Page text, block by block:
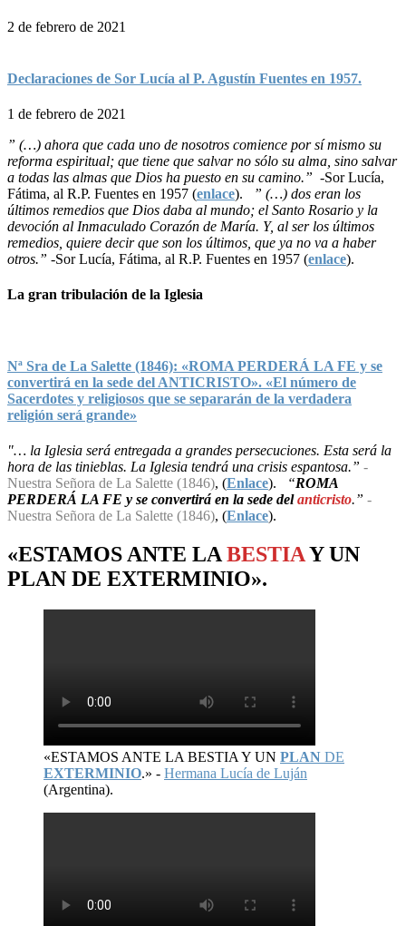
2 de febrero de 2021
Declaraciones de Sor Lucía al P. Agustín Fuentes en 1957.
1 de febrero de 2021
” (…) ahora que cada uno de nosotros comience por sí mismo su
reforma espiritual; que tiene que salvar no sólo su alma, sino salvar
a todas las almas que Dios ha puesto en su camino.” -Sor Lucía,
Fátima, al R.P. Fuentes en 1957 (enlace).
” (…) dos eran los
últimos remedios que Dios daba al mundo; el Santo Rosario y la
devoción al Inmaculado Corazón de María. Y, al ser los últimos
remedios, quiere decir que son los últimos, que ya no va a haber
otros.” -Sor Lucía, Fátima, al R.P. Fuentes en 1957 (enlace).
La gran tribulación de la Iglesia
Nª Sra de La Salette (1846): «ROMA PERDERÁ LA FE y se
convertirá en la sede del ANTICRISTO». «El número de
Sacerdotes y religiosos que se separarán de la verdadera
religión será grande»
"… la Iglesia será entregada a grandes persecuciones. Esta será la
hora de las tinieblas. La Iglesia tendrá una crisis espantosa.” -
Nuestra Señora de La Salette (1846), (Enlace). “ROMA
PERDERÁ LA FE y se convertirá en la sede delanticristo.” -
Nuestra Señora de La Salette (1846), (Enlace).
«ESTAMOS ANTE LA BESTIAY UN
PLAN DE EXTERMINIO».
«ESTAMOS ANTE LA BESTIA Y UN PLAN DE
EXTERMINIO.» - Hermana Lucía de Luján
(Argentina).